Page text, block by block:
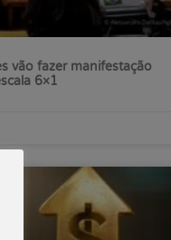
vão fazer manifestação
6×1